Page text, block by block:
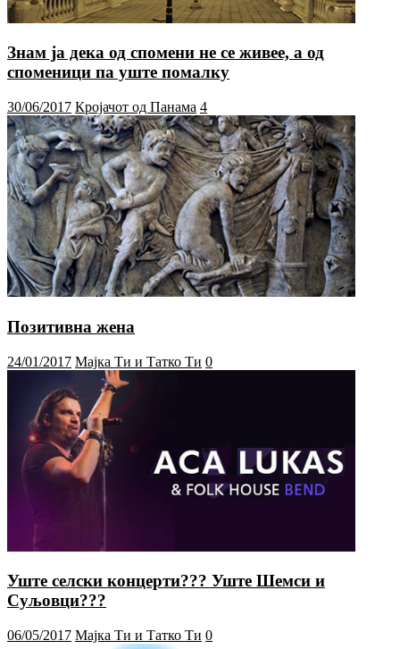
Знам ја дека од спомени не се живее, а од
споменици па уште помалку
30/06/2017 Кројачот од Панама 4
Позитивна жена
24/01/2017 Мајка Ти и Татко Ти 0
Уште селски концерти??? Уште Шемси и
Суљовци???
06/05/2017 Мајка Ти и Татко Ти 0